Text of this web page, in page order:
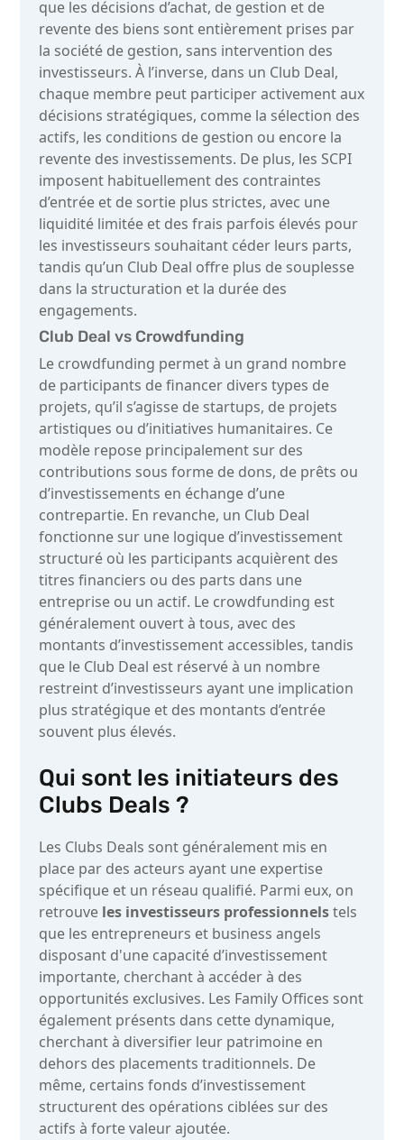
que les décisions d’achat, de gestion et de
revente des biens sont entièrement prises par
la société de gestion, sans intervention des
investisseurs. À l’inverse, dans un Club Deal,
chaque membre peut participer activement aux
décisions stratégiques, comme la sélection des
actifs, les conditions de gestion ou encore la
revente des investissements. De plus, les SCPI
imposent habituellement des contraintes
d’entrée et de sortie plus strictes, avec une
liquidité limitée et des frais parfois élevés pour
les investisseurs souhaitant céder leurs parts,
tandis qu’un Club Deal offre plus de souplesse
dans la structuration et la durée des
engagements.
Club Deal vs Crowdfunding
Le crowdfunding permet à un grand nombre
de participants de financer divers types de
projets, qu’il s’agisse de startups, de projets
artistiques ou d’initiatives humanitaires. Ce
modèle repose principalement sur des
contributions sous forme de dons, de prêts ou
d’investissements en échange d’une
contrepartie. En revanche, un Club Deal
fonctionne sur une logique d’investissement
structuré où les participants acquièrent des
titres financiers ou des parts dans une
entreprise ou un actif. Le crowdfunding est
généralement ouvert à tous, avec des
montants d’investissement accessibles, tandis
que le Club Deal est réservé à un nombre
restreint d’investisseurs ayant une implication
plus stratégique et des montants d’entrée
souvent plus élevés.
Qui sont les initiateurs des
Clubs Deals ?
Les Clubs Deals sont généralement mis en
place par des acteurs ayant une expertise
spécifique et un réseau qualifié. Parmi eux, on
retrouve les investisseurs professionnelstels
que les entrepreneurs et business angels
disposant d'une capacité d’investissement
importante, cherchant à accéder à des
opportunités exclusives. Les Family Offices sont
également présents dans cette dynamique,
cherchant à diversifier leur patrimoine en
dehors des placements traditionnels. De
même, certains fonds d’investissement
structurent des opérations ciblées sur des
actifs à forte valeur ajoutée.